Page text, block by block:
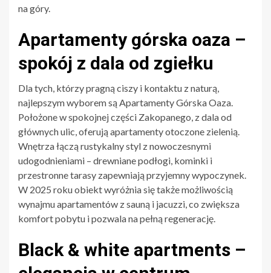
na góry.
Apartamenty górska oaza –
spokój z dala od zgiełku
Dla tych, którzy pragną ciszy i kontaktu z naturą,
najlepszym wyborem są Apartamenty Górska Oaza.
Położone w spokojnej części Zakopanego, z dala od
głównych ulic, oferują apartamenty otoczone zielenią.
Wnętrza łączą rustykalny styl z nowoczesnymi
udogodnieniami – drewniane podłogi, kominki i
przestronne tarasy zapewniają przyjemny wypoczynek.
W 2025 roku obiekt wyróżnia się także możliwością
wynajmu apartamentów z sauną i jacuzzi, co zwiększa
komfort pobytu i pozwala na pełną regenerację.
Black & white apartments –